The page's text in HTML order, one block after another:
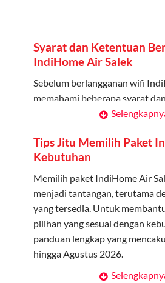
Berlaku Nasional
untuk jaringan 2G, 3G, dan 4G.
Tidak Berlaku untuk Roaming
Kuota ini hanya bisa digunakan
Daftarkan Anggota: Admin
melalui aplikasi MyTelkomsel
Bagikan Kuota: Setelah
menggunakan kuota keluarga.
Syarat dan Ketentuan
IndiHome Air Salek
Sebelum berlangganan wifi
memahami beberapa syarat
Kontrak Berlangganan
Pelanggan harus
Berlangganan yang mencakup
layanan indihome Air Salek
dan ketentuan yang berlaku.
atau ditambah sesuai
Biaya Pasang Baru (PSB)
Tips Jitu Memilih Paket
Kebutuhan
Memilih paket IndiHome Air
menjadi tantangan, terutama
yang tersedia. Untuk
pilihan yang sesuai dengan
panduan lengkap yang
hingga Agustus 2026.